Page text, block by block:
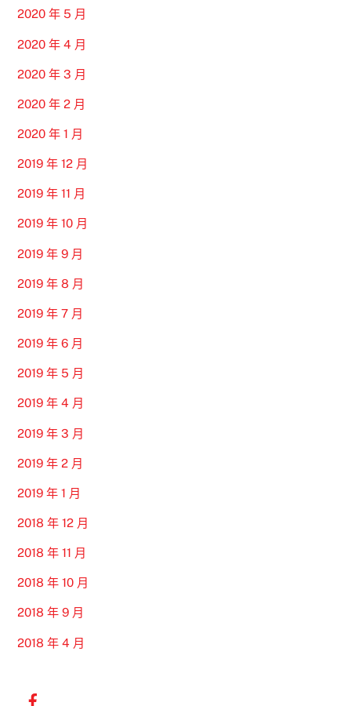
2020 年 5 月
2020 年 4 月
2020 年 3 月
2020 年 2 月
2020 年 1 月
2019 年 12 月
2019 年 11 月
2019 年 10 月
2019 年 9 月
2019 年 8 月
2019 年 7 月
2019 年 6 月
2019 年 5 月
2019 年 4 月
2019 年 3 月
2019 年 2 月
2019 年 1 月
2018 年 12 月
2018 年 11 月
2018 年 10 月
2018 年 9 月
2018 年 4 月